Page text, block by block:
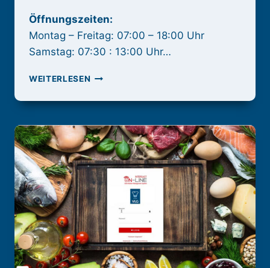
Öffnungszeiten:
Montag – Freitag: 07:00 – 18:00 Uhr
Samstag: 07:30 : 13:00 Uhr…
WEITERLESENÖFFNUNGSZEITEN